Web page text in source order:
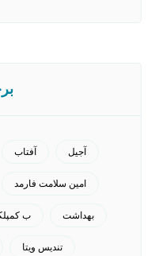
آجیل آفتاب
امین سلامت فارمد
بهداشت ب
تندیس ویتا